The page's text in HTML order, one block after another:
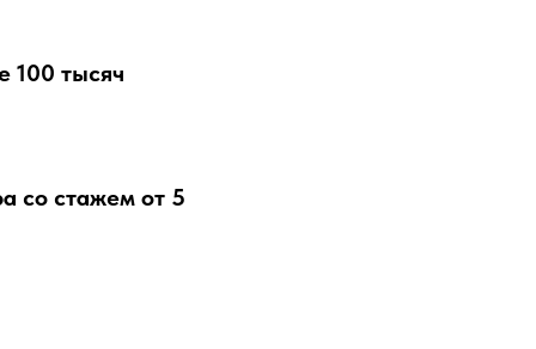
100 тысяч
со стажем от 5